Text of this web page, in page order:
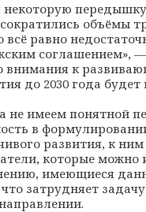
объёмы
равно
соглашением»,
внимания к
до 2030 года
не имеем понятной
в
развития, к
которые можно
имеющиеся
затрудняет